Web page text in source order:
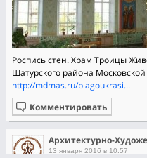
Роспись стен. Храм Троицы
Шатурского района Московской
http://mdmas.ru/blagoukrasi...
Комментировать
Архитектурно-
13 января 2016 в 10:57